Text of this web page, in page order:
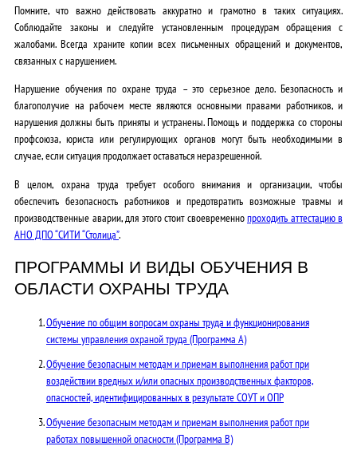
Помните, что важно действовать аккуратно и грамотно в таких ситуациях.
Соблюдайте законы и следуйте установленным процедурам обращения с
жалобами. Всегда храните копии всех письменных обращений и документов,
связанных с нарушением.
Нарушение обучения по охране труда – это серьезное дело. Безопасность и
благополучие на рабочем месте являются основными правами работников, и
нарушения должны быть приняты и устранены. Помощь и поддержка со стороны
профсоюза, юриста или регулирующих органов могут быть необходимыми в
случае, если ситуация продолжает оставаться неразрешенной.
В целом, охрана труда требует особого внимания и организации, чтобы
обеспечить безопасность работников и предотвратить возможные травмы и
производственные аварии, для этого стоит своевременнопроходить аттестацию в
АНО ДПО “СИТИ “Столица”.
ПРОГРАММЫ И ВИДЫ ОБУЧЕНИЯ В
ОБЛАСТИ ОХРАНЫ ТРУДА
Обучение по общим вопросам охраны труда и функционирования
системы управления охраной труда (Программа А)
Обучение безопасным методам и приемам выполнения работ при
воздействии вредных и/или опасных производственных факторов,
опасностей, идентифицированных в результате СОУТ и ОПР
Обучение безопасным методам и приемам выполнения работ при
работах повышенной опасности (Программа В)